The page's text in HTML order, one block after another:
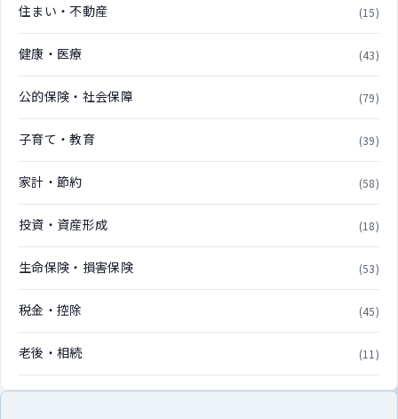
住まい・不動産 (15)
健康・医療 (43)
公的保険・社会保障 (79)
子育て・教育 (39)
家計・節約 (58)
投資・資産形成 (18)
生命保険・損害保険 (53)
税金・控除 (45)
老後・相続 (11)